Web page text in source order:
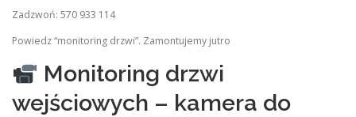
Zadzwoń: 570 933 114
Powiedz “monitoring drzwi”. Zamontujemy jutro
Monitoring drzwi
wejściowych – kamera do